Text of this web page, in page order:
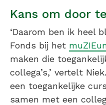
Kans om door
‘Daarom ben ik heel
Fonds bij het
maken die
collega’s,’ vertelt
een toegankelijke
samen met een